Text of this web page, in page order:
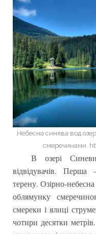
Небесна синява вод
смеречинами.
В озері
відвідувачів. Перша
терену. Озірно-
облямунку
смереки і ялиці
чотири десятки